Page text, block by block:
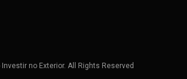
no Exterior. All Rights Reserved